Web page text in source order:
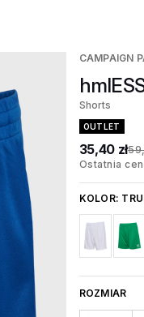
CAMPAIGN
Shorts
OUTLET
35,40 zł
Ostatnia
KOLOR:
ROZMIAR